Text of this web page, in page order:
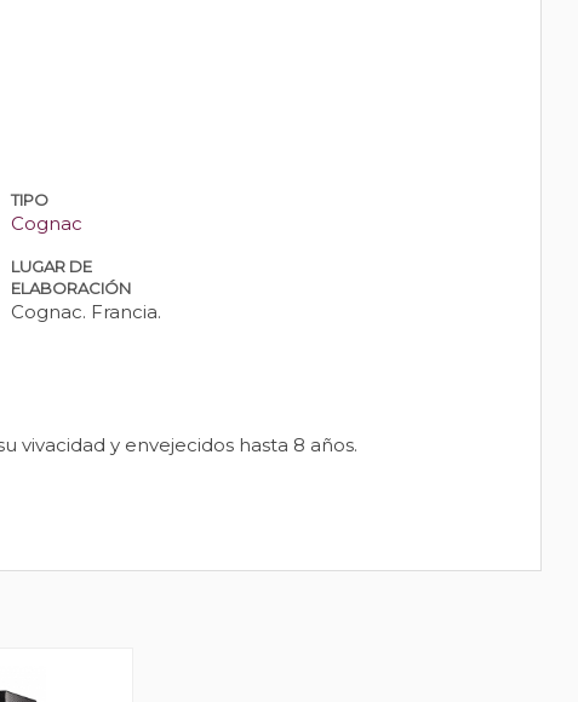
TIPO
Cognac
LUGAR DE
ELABORACIÓN
Cognac. Francia.
y envejecidos hasta 8 años.